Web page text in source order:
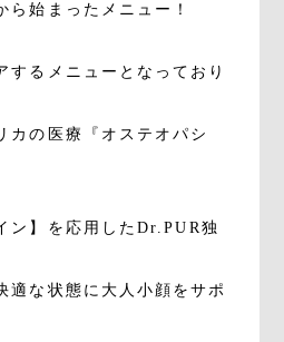
ら始まったメニュー！
するメニューとなっており
カの医療『オステオパシ
ン】を応用したDr.PUR独
適な状態に大人小顔をサポ